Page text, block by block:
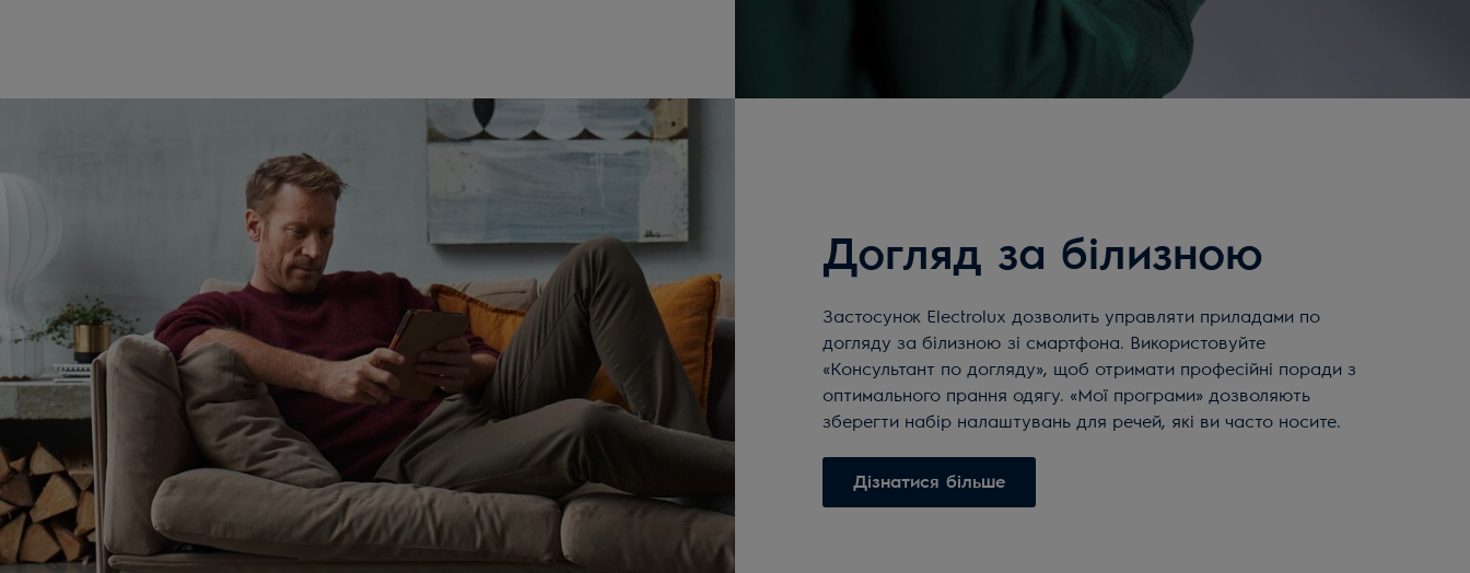
Догляд за білизною
Застосунок Electrolux дозволить управляти приладами по
догляду за білизною зі смартфона. Використовуйте
«Консультант по догляду», щоб отримати професійні поради з
оптимального прання одягу. «Мої програми» дозволяють
зберегти набір налаштувань для речей, які ви часто носите.
Дізнатися більше